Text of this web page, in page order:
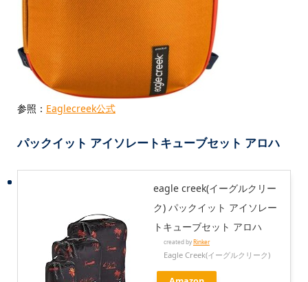
参照： Eaglecreek公式
パックイット アイソレートキューブセット アロハ
eagle creek(イーグルクリー
ク) パックイット アイソレー
トキューブセット アロハ
created by Rinker
Eagle Creek(イーグルクリーク)